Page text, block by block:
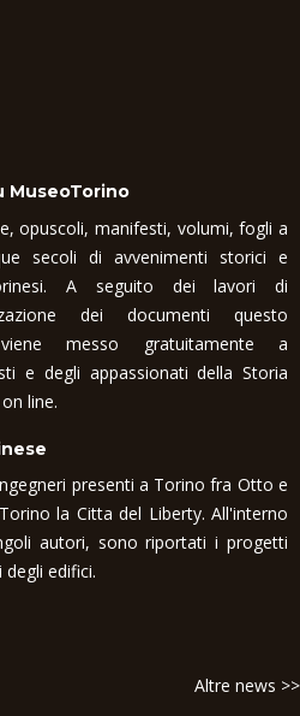
MuseoTorino
opuscoli, manifesti, volumi, fogli a
secoli di avvenimenti storici e
A seguito dei lavori di
dei documenti questo
messo gratuitamente a
e degli appassionati della Storia
line.
presenti a Torino fra Otto e
la Citta del Liberty. All'interno
autori, sono riportati i progetti
edifici.
Altre news >>